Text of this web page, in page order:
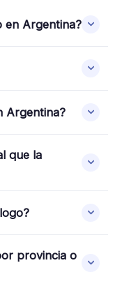
en Argentina?
Argentina?
que la
provincia o